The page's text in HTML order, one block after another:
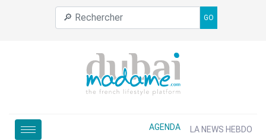
GO
AGENDA LA NEWS HEBDO